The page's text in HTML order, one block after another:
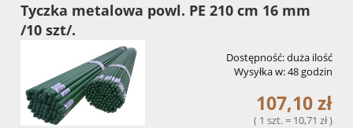
Tyczka metalowa powl. PE 210 cm 16 mm
/10 szt/.
Dostępność:duża ilość
Wysyłka w:48 godzin
107,10 zł
( 1 szt. = 10,71 zł )